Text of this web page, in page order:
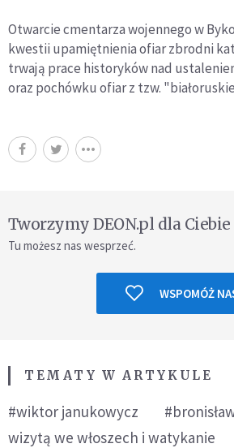
Otwarcie cmentarza wojennego w
kwestii upamiętnienia ofiar zbrodni
trwają prace historyków nad
oraz pochówku ofiar z tzw.
Tworzymy DEON.pl dla Ciebie
Tu możesz nas wesprzeć.
WSPOMÓŻ
TEMATY W ARTYKULE
#wiktor janukowycz
wizytą we włoszech i watykanie